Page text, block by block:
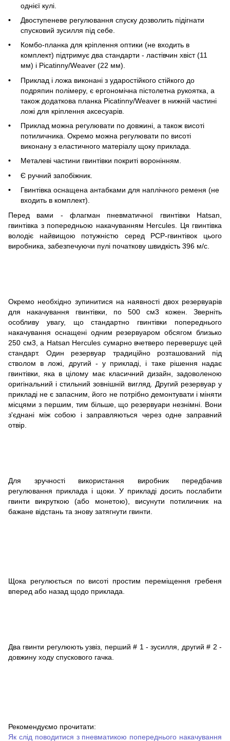
однієї кулі.
Двоступеневе регулювання спуску дозволить підігнати
спусковий зусилля під себе.
Комбо-планка для кріплення оптики (не входить в
комплект) підтримує два стандарти - ластівчин хвіст (11
мм) і Picatinny/Weaver (22 мм).
Приклад і ложа виконані з ударостійкого стійкого до
подряпин полімеру, є ергономічна пістолетна рукоятка, а
також додаткова планка Picatinny/Weaver в нижній частині
ложі для кріплення аксесуарів.
Приклад можна регулювати по довжині, а також висоті
потиличника. Окремо можна регулювати по висоті
виконану з еластичного матеріалу щоку приклада.
Металеві частини гвинтівки покриті воронінням.
Є ручний запобіжник.
Гвинтівка оснащена антабками для наплічного ременя (не
входить в комплект).
Перед вами - флагман пневматичної гвинтівки Hatsan,
гвинтівка з попередньою накачуванням Hercules. Ця гвинтівка
володіє найвищою потужністю серед PCP-гвинтівок цього
виробника, забезпечуючи пулі початкову швидкість 396 м/с.
Окремо необхідно зупинитися на наявності двох резервуарів
для накачування гвинтівки, по 500 см3 кожен. Зверніть
особливу увагу, що стандартно гвинтівки попереднього
накачування оснащені одним резервуаром обсягом близько
250 см3, а Hatsan Hercules сумарно вчетверо перевершує цей
стандарт. Один резервуар традиційно розташований під
стволом в ложі, другий - у прикладі, і таке рішення надає
гвинтівки, яка в цілому має класичний дизайн, задоволеною
оригінальний і стильний зовнішній вигляд. Другий резервуар у
прикладі не є запасним, його не потрібно демонтувати і міняти
місцями з першим, тим більше, що резервуари незнімні. Вони
з'єднані між собою і заправляються через одне заправний
отвір.
Для зручності використання виробник передбачив
регулювання приклада і щоки. У прикладі досить послабити
гвинти викруткою (або монетою), висунути потиличник на
бажане відстань та знову затягнути гвинти.
Щока регулюється по висоті простим переміщення гребеня
вперед або назад щодо приклада.
Два гвинти регулюють узвіз, перший # 1 - зусилля, другий # 2 -
довжину ходу спускового гачка.
Рекомендуємо прочитати:
Як слід поводитися з пневматикою попереднього накачування